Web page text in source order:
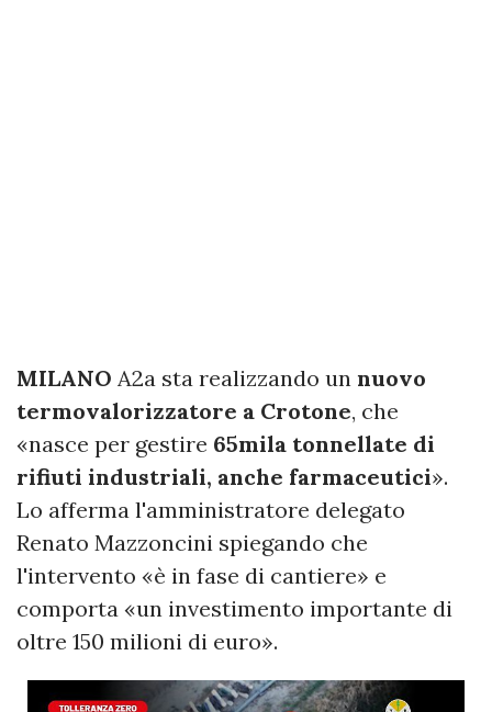
MILANO A2a sta realizzando un nuovo
termovalorizzatore a Crotone, che
«nasce per gestire 65mila tonnellate di
rifiuti industriali, anche farmaceutici».
Lo afferma l'amministratore delegato
Renato Mazzoncini spiegando che
l'intervento «è in fase di cantiere» e
comporta «un investimento importante di
oltre 150 milioni di euro».